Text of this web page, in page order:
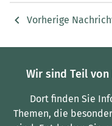
Vorherige
Wir sind Teil von
Dort finden Sie
Themen, die